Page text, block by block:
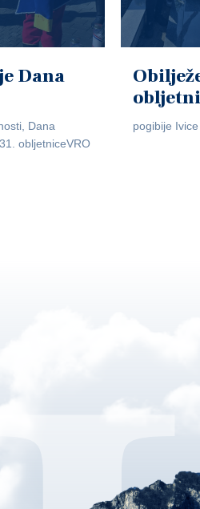
Dana
Dana
obljetniceVRO
pogibije